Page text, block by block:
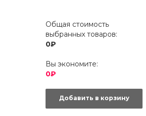
Общая стоимость
выбранных товаров:
0₽
Вы экономите:
0₽
Добавить в корзину